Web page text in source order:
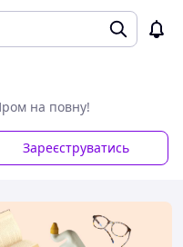
на повну!
Зареєструватись